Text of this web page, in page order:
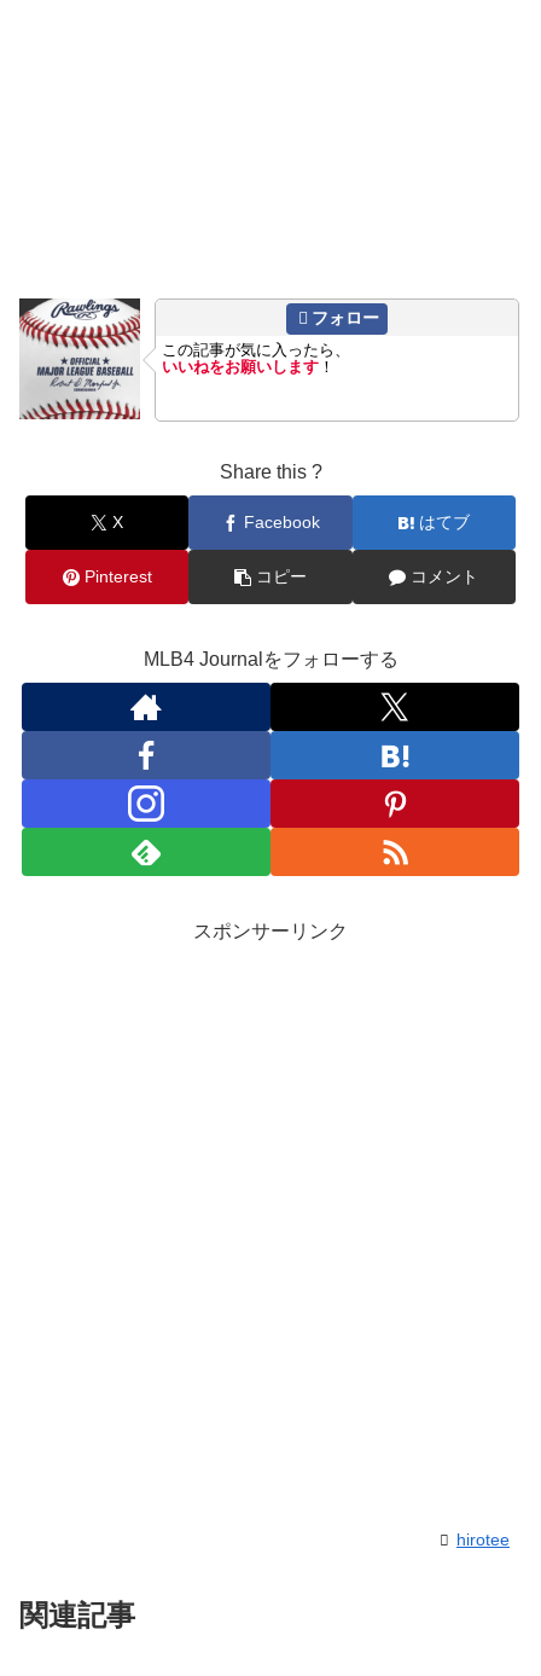
フォロー
この記事が気に入ったら、
いいねをお願いします ！
Share this ?
X Facebook はてブ
Pinterest コピー コメント
MLB4 Journalをフォローする
スポンサーリンク
hirotee
関連記事